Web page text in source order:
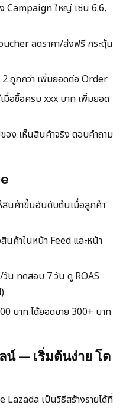
Campaign ใหญ่ เช่น 6.6,
ลดราคา/ส่งฟรี กระตุ้น
2 ถูกกว่า เพิ่มยอดต่อ Order
มื่อซื้อครบ xxx บาท เพิ่มยอด
อง เห็นสินค้าจริง ตอบคำถาม
สินค้าขึ้นอันดับต้นเมื่อลูกค้า
นค้าในหน้า Feed และหน้า
น ทดสอบ 7 วัน ดู ROAS
บาท ได้ยอดขาย 300+ บาท
น์ — เริ่มต้นง่าย โต
เป็นวิธีสร้างรายได้ที่